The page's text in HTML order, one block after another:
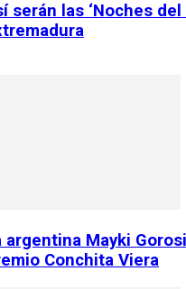
serán las ‘Noches
argentina Mayki
Conchita Viera